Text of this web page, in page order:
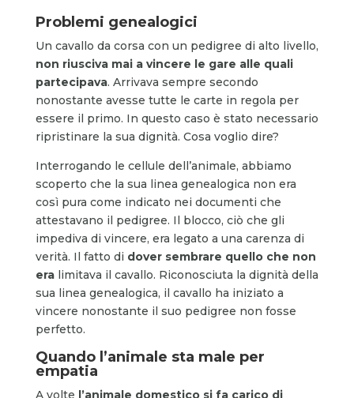
Problemi genealogici
Un cavallo da corsa con un pedigree di alto livello,
non riusciva mai a vincere le gare alle quali
partecipava. Arrivava sempre secondo
nonostante avesse tutte le carte in regola per
essere il primo. In questo caso è stato necessario
ripristinare la sua dignità. Cosa voglio dire?
Interrogando le cellule dell’animale, abbiamo
scoperto che la sua linea genealogica non era
così pura come indicato nei documenti che
attestavano il pedigree. Il blocco, ciò che gli
impediva di vincere, era legato a una carenza di
verità. Il fatto di dover sembrare quello che non
eralimitava il cavallo. Riconosciuta la dignità della
sua linea genealogica, il cavallo ha iniziato a
vincere nonostante il suo pedigree non fosse
perfetto.
Quando l’animale sta male per
empatia
A volte l’animale domestico si fa carico di